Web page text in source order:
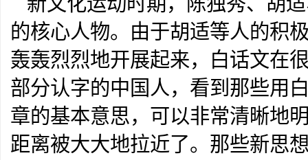
的核心人物。由于胡适等人的积
轰轰烈烈地开展起来，白话文在
部分认字的中国人，看到那些用
章的基本意思，可以非常清晰地
距离被大大地拉近了。那些新思